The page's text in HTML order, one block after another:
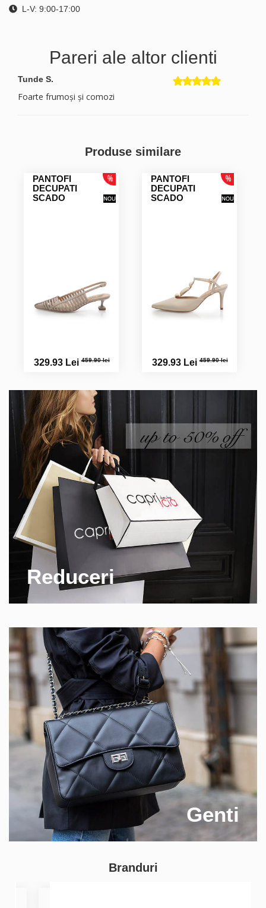
L-V: 9:00-17:00
Pareri ale altor clienti
Tunde S.
Foarte frumoși și comozi
Produse similare
PANTOFI
DECUPATI
SCADO
329.93 Lei459.90 lei
PANTOFI
DECUPATI
SCADO
329.93 Lei459.90 lei
Reduceri
Genti
Branduri